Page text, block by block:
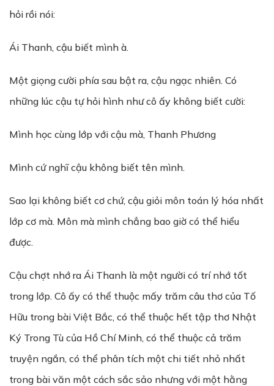
hỏi rồi nói:
Ái Thanh, cậu biết mình à.
Một giọng cười phía sau bật ra, cậu ngạc nhiên. Có
những lúc cậu tự hỏi hình như cô ấy không biết cười:
Mình học cùng lớp với cậu mà, Thanh Phương
Mình cứ nghĩ cậu không biết tên mình.
Sao lại không biết cơ chứ, cậu giỏi môn toán lý hóa nhất
lớp cơ mà. Môn mà mình chẳng bao giờ có thể hiểu
được.
Cậu chợt nhớ ra Ái Thanh là một người có trí nhớ tốt
trong lớp. Cô ấy có thể thuộc mấy trăm câu thơ của Tố
Hữu trong bài Việt Bắc, có thể thuộc hết tập thơ Nhật
Ký Trong Tù của Hồ Chí Minh, có thể thuộc cả trăm
truyện ngắn, có thể phân tích một chi tiết nhỏ nhất
trong bài văn một cách sắc sảo nhưng với một hằng